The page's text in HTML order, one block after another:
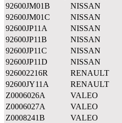
92600JM01B
NISSAN
92600JM01C
NISSAN
92600JP11A
NISSAN
92600JP11B
NISSAN
92600JP11C
NISSAN
92600JP11D
NISSAN
926002216R
RENAULT
92600JY11A
RENAULT
Z0006026A
VALEO
Z0006027A
VALEO
Z0008241B
VALEO